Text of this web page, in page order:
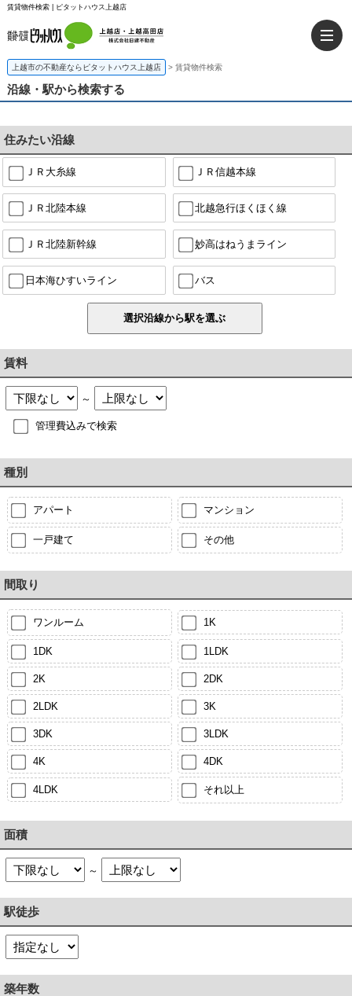
賃貸物件検索 | ピタットハウス上越店
上越市の不動産ならピタットハウス上越店 > 賃貸物件検索
沿線・駅から検索する
住みたい沿線
ＪＲ大糸線 ＪＲ信越本線
ＪＲ北陸本線 北越急行ほくほく線
ＪＲ北陸新幹線 妙高はねうまライン
日本海ひすいライン バス
賃料
～
管理費込みで検索
種別
アパート マンション
一戸建て その他
間取り
ワンルーム 1K
1DK 1LDK
2K 2DK
2LDK 3K
3DK 3LDK
4K 4DK
4LDK それ以上
面積
～
駅徒歩
築年数